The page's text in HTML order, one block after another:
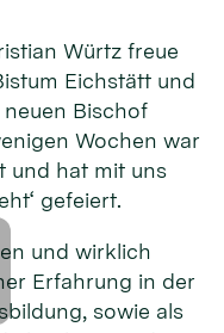
Würtz freue
Eichstätt und
Bischof
Wochen war
und hat mit uns
gefeiert.
und wirklich
Erfahrung in der
sowie als